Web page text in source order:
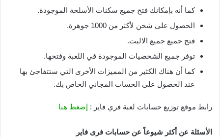
كما أنه بإمكانك فتح جميع سكنات الأسلحة الموجودة.
الحصول على شحن لأكثر من 1000 جوهرة.
فتح جميع جميع الاليت.
توفر جميع الشخصيات الموجودة في اللعبة وفتحها.
كما أن هناك الكثير من المميزات الأخرى التي ستتفاجئ بها
عند الحصول على الحساب المجاني الخاص بك.
رابط موقع توزيع حسابات لعبة فري فاير : إضغط هنا
الأسئلة عن أكثر شيوعاً عن حسابات فرى فاير